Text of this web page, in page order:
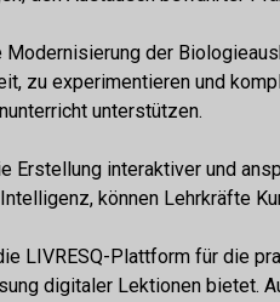
der
zu experimentieren und
unterstützen.
Erstellung interaktiver und
können Lehrkräfte
LIVRESQ-Plattform für die
digitaler Lektionen bietet.